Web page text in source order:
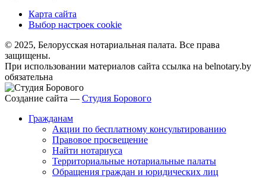
Карта сайта
Выбор настроек cookie
© 2025, Белорусская нотариальная палата. Все права
защищены.
При использовании материалов сайта ссылка на belnotary.by
обязательна
Создание сайта — Студия Борового
Гражданам
Акции по бесплатному консультированию
Правовое просвещение
Найти нотариуса
Территориальные нотариальные палаты
Обращения граждан и юридических лиц